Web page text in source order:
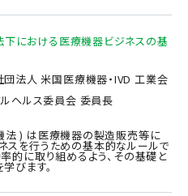
における医療機器ビジネスの基
団法人 米国医療機器・IVD 工業会
ルヘルス委員会 委員長
) は医療機器の製造販売等に
スを行うための基本的なルールで
的に取り組めるよう、その基礎と
びます。